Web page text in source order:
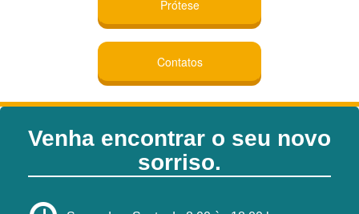
Prótese
Contatos
Venha encontrar o seu novo
sorriso.